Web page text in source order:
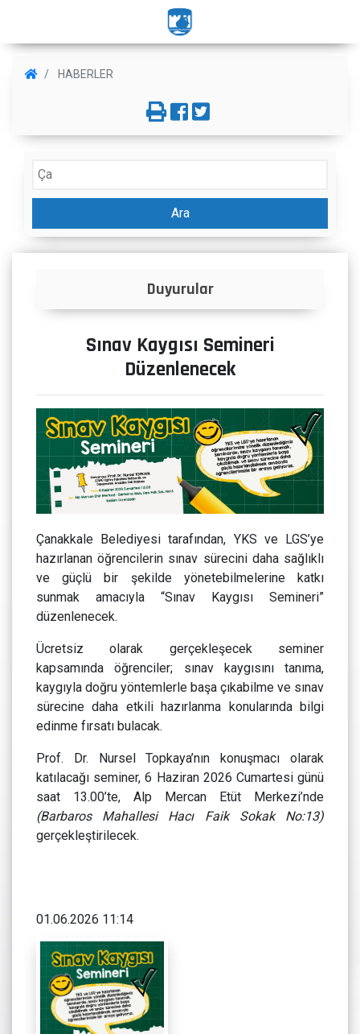
HABERLER
Ara
Sınav Kaygısı Semineri
Düzenlenecek
Çanakkale Belediyesi tarafından, YKS ve LGS’ye
hazırlanan öğrencilerin sınav sürecini daha sağlıklı
ve güçlü bir şekilde yönetebilmelerine katkı
sunmak amacıyla “Sınav Kaygısı Semineri”
düzenlenecek.
Ücretsiz olarak gerçekleşecek seminer
kapsamında öğrenciler; sınav kaygısını tanıma,
kaygıyla doğru yöntemlerle başa çıkabilme ve sınav
sürecine daha etkili hazırlanma konularında bilgi
edinme fırsatı bulacak.
Prof. Dr. Nursel Topkaya’nın konuşmacı olarak
katılacağı seminer, 6 Haziran 2026 Cumartesi günü
saat 13.00’te, Alp Mercan Etüt Merkezi’nde
(Barbaros Mahallesi Hacı Faik Sokak No:13)
gerçekleştirilecek.
01.06.2026 11:14